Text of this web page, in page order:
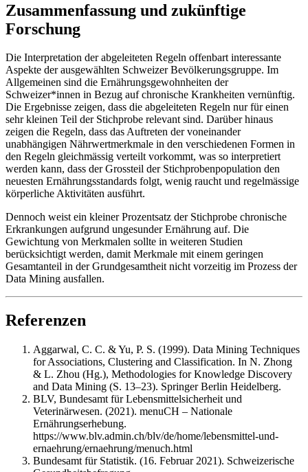
Zusammenfassung und zukünftige
Forschung
Die Interpretation der abgeleiteten Regeln offenbart interessante
Aspekte der ausgewählten Schweizer Bevölkerungsgruppe. Im
Allgemeinen sind die Ernährungsgewohnheiten der
Schweizer*innen in Bezug auf chronische Krankheiten vernünftig.
Die Ergebnisse zeigen, dass die abgeleiteten Regeln nur für einen
sehr kleinen Teil der Stichprobe relevant sind. Darüber hinaus
zeigen die Regeln, dass das Auftreten der voneinander
unabhängigen Nährwertmerkmale in den verschiedenen Formen in
den Regeln gleichmässig verteilt vorkommt, was so interpretiert
werden kann, dass der Grossteil der Stichprobenpopulation den
neuesten Ernährungsstandards folgt, wenig raucht und regelmässige
körperliche Aktivitäten ausführt.
Dennoch weist ein kleiner Prozentsatz der Stichprobe chronische
Erkrankungen aufgrund ungesunder Ernährung auf. Die
Gewichtung von Merkmalen sollte in weiteren Studien
berücksichtigt werden, damit Merkmale mit einem geringen
Gesamtanteil in der Grundgesamtheit nicht vorzeitig im Prozess der
Data Mining ausfallen.
Referenzen
Aggarwal, C. C. & Yu, P. S. (1999). Data Mining Techniques
for Associations, Clustering and Classification. In N. Zhong
& L. Zhou (Hg.), Methodologies for Knowledge Discovery
and Data Mining (S. 13–23). Springer Berlin Heidelberg.
BLV, Bundesamt für Lebensmittelsicherheit und
Veterinärwesen. (2021). menuCH – Nationale
Ernährungserhebung.
https://www.blv.admin.ch/blv/de/home/lebensmittel-und-
ernaehrung/ernaehrung/menuch.html
Bundesamt für Statistik. (16. Februar 2021). Schweizerische